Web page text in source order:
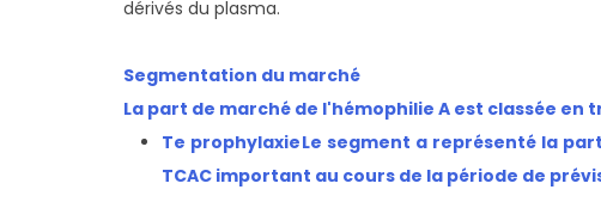
dérivés du plasma.
Segmentation du marché
La part de marché de l'hémophilie A est classée
Te prophylaxieLe segment a représenté la
TCAC important au cours de la période de